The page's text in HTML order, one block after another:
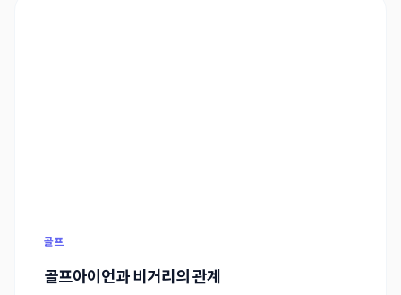
골프
골프아이언과 비거리의 관계